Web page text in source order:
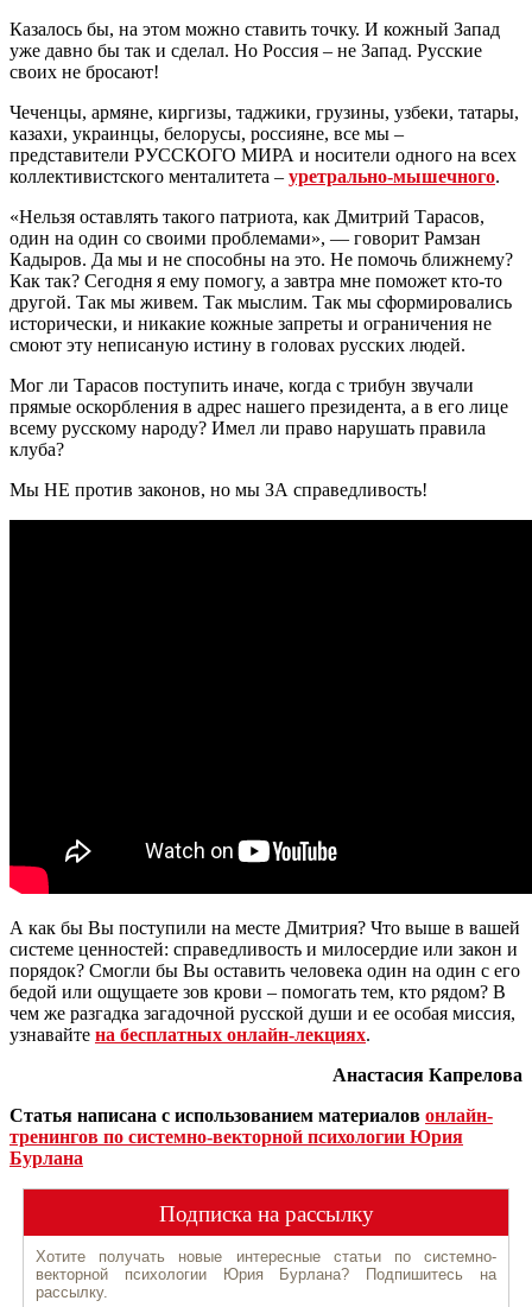
Казалось бы, на этом можно ставить точку. И кожный Запад
уже давно бы так и сделал. Но Россия – не Запад. Русские
своих не бросают!
Чеченцы, армяне, киргизы, таджики, грузины, узбеки, татары,
казахи, украинцы, белорусы, россияне, все мы –
представители РУССКОГО МИРА и носители одного на всех
коллективистского менталитета – уретрально-мышечного.
«Нельзя оставлять такого патриота, как Дмитрий Тарасов,
один на один со своими проблемами», — говорит Рамзан
Кадыров. Да мы и не способны на это. Не помочь ближнему?
Как так? Сегодня я ему помогу, а завтра мне поможет кто-то
другой. Так мы живем. Так мыслим. Так мы сформировались
исторически, и никакие кожные запреты и ограничения не
смоют эту неписаную истину в головах русских людей.
Мог ли Тарасов поступить иначе, когда с трибун звучали
прямые оскорбления в адрес нашего президента, а в его лице
всему русскому народу? Имел ли право нарушать правила
клуба?
Мы НЕ против законов, но мы ЗА справедливость!
А как бы Вы поступили на месте Дмитрия? Что выше в вашей
системе ценностей: справедливость и милосердие или закон и
порядок? Смогли бы Вы оставить человека один на один с его
бедой или ощущаете зов крови – помогать тем, кто рядом? В
чем же разгадка загадочной русской души и ее особая миссия,
узнавайте на бесплатных онлайн-лекциях.
Анастасия Капрелова
Статья написана с использованием материалов онлайн-
тренингов по системно-векторной психологии Юрия
Бурлана